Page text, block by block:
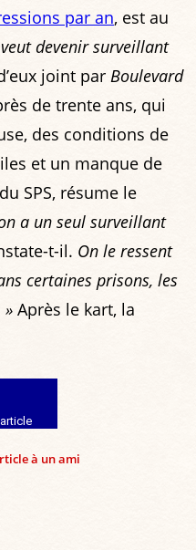
par an, est au
devenir surveillant
joint par Boulevard
de trente ans, qui
des conditions de
et un manque de
SPS, résume le
a un seul surveillant
t-il. On le ressent
certaines prisons, les
» Après le kart, la
à un ami